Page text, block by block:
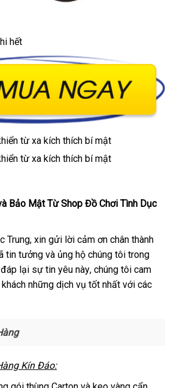
hết
Bảo Mật Từ Shop Đồ Chơi Tình Dục
Trungdanh
sách
, xin gửi lời cảm ơn chân thành
tin tưởng Trung
Quốc
và ủng hộ chúng tôi trong
lại sự tin yêu nàyÚc
, chúng tôi cam
hàng
những dịch vụ tốt nhất bền
với phân
các
Kín Đáo: